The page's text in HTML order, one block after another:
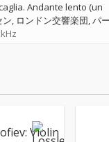
Andante lento (un
ン ロンドン交響楽団 パー